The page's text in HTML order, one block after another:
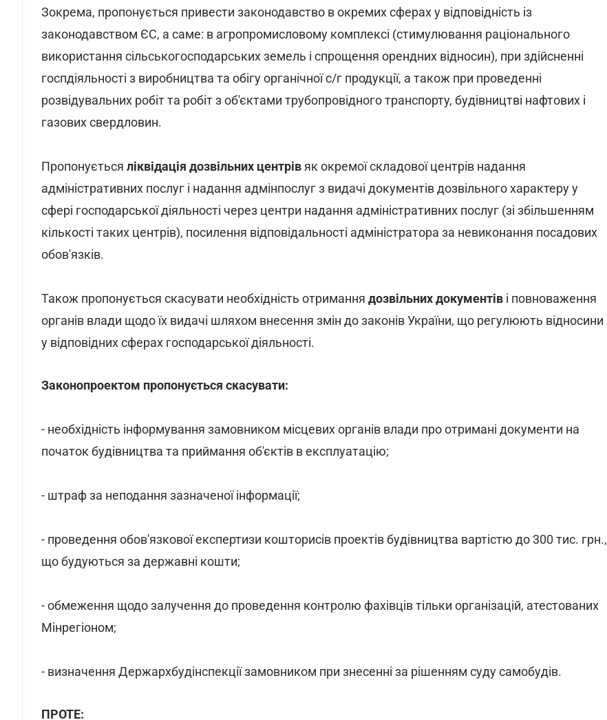
Зокрема, пропонується привести законодавство в окремих сферах у відповідність із
законодавством ЄС, а саме: в агропромисловому комплексі (стимулювання раціонального
використання сільськогосподарських земель і спрощення орендних відносин), при здійсненні
госпдіяльності з виробництва та обігу органічної с/г продукції, а також при проведенні
розвідувальних робіт та робіт з об'єктами трубопровідного транспорту, будівництві нафтових і
газових свердловин.
Пропонується ліквідація дозвільних центрів як окремої складової центрів надання
адміністративних послуг і надання адмінпослуг з видачі документів дозвільного характеру у
сфері господарської діяльності через центри надання адміністративних послуг (зі збільшенням
кількості таких центрів), посилення відповідальності адміністратора за невиконання посадових
обов'язків.
Також пропонується скасувати необхідність отримання дозвільних документів і повноваження
органів влади щодо їх видачі шляхом внесення змін до законів України, що регулюють відносини
у відповідних сферах господарської діяльності.
Законопроектом пропонується скасувати:
- необхідність інформування замовником місцевих органів влади про отримані документи на
початок будівництва та приймання об'єктів в експлуатацію;
- штраф за неподання зазначеної інформації;
- проведення обов'язкової експертизи кошторисів проектів будівництва вартістю до 300 тис. грн.,
що будуються за державні кошти;
- обмеження щодо залучення до проведення контролю фахівців тільки організацій, атестованих
Мінрегіоном;
- визначення Держархбудінспекції замовником при знесенні за рішенням суду самобудів.
ПРОТЕ: